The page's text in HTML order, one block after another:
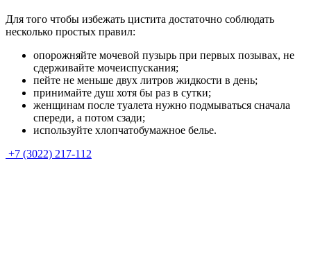
Для того чтобы избежать цистита достаточно соблюдать
несколько простых правил:
опорожняйте мочевой пузырь при первых позывах, не
сдерживайте мочеиспускания;
пейте не меньше двух литров жидкости в день;
принимайте душ хотя бы раз в сутки;
женщинам после туалета нужно подмываться сначала
спереди, а потом сзади;
используйте хлопчатобумажное белье.
+7 (3022) 217-112